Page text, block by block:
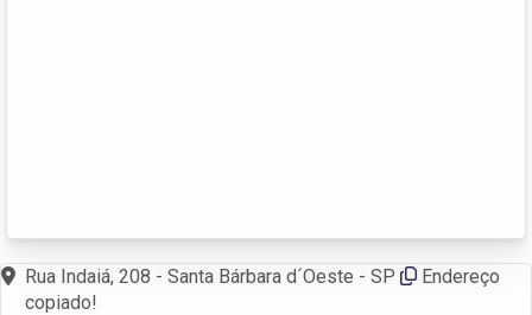
Rua Indaiá, 208 - Santa Bárbara d´Oeste - SP
Endereço
copiado!